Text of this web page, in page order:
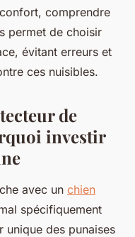
comprendre
permet de choisir
évitant erreurs et
ces nuisibles.
de
investir
avec un chien
spécifiquement
unique des punaises